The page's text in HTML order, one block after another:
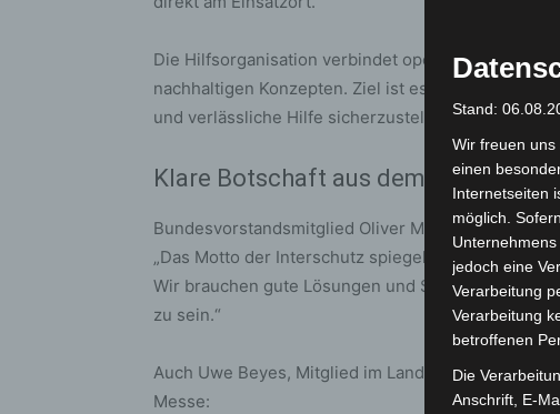
Die Hilfsorganisation verbindet operative
nachhaltigen Konzepten. Ziel ist es, auch in
und verlässliche Hilfe sicherzustellen.
Klare Botschaft aus dem
Bundesvorstandsmitglied Oliver Meermann bringt
„Das Motto der Interschutz spiegelt, was uns
Wir brauchen gute Lösungen und
zu sein.“
Auch Uwe Beyes, Mitglied im Landesvorstand
Messe:
Stand:
Wir freuen
einen
Internetseiten
möglich.
jedoch eine
Verarbeitung
Verarbeitung
betroffenen
Die
Anschrift, E-